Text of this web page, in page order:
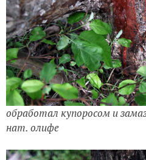
обработал купоросом и
нат. олифе